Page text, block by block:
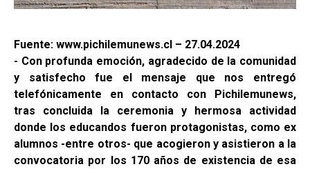
Fuente: www.pichilemunews.cl – 27.04.2024
- Con profunda emoción, agradecido de la comunidad
y satisfecho fue el mensaje que nos entregó
telefónicamente en contacto con Pichilemunews,
tras concluida la ceremonia y hermosa actividad
donde los educandos fueron protagonistas, como ex
alumnos -entre otros- que acogieron y asistieron a la
convocatoria por los 170 años de existencia de esa